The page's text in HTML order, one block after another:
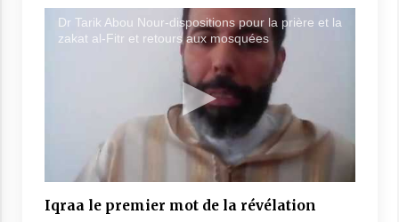
Dr Tarik Abou Nour-dispositions pour la prière et la
zakat al-Fitr et retours aux mosquées
Iqraa le premier mot de la révélation